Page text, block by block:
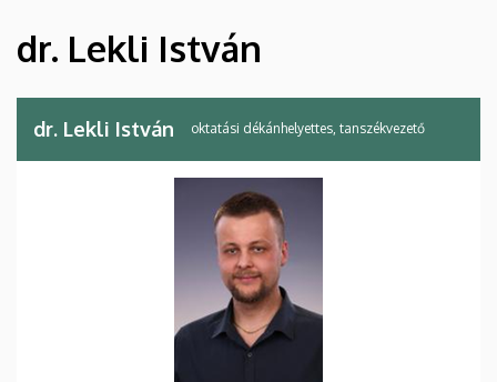
Gyógyszerésztudományi
Kar
dr. Lekli István
dr. Lekli István oktatási dékánhelyettes, tanszékvezető